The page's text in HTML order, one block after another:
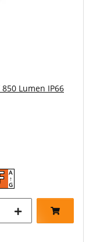
Lumen IP66
A
↑
G